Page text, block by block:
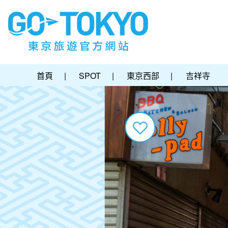
首頁 | SPOT | 東京西部 | 吉祥寺